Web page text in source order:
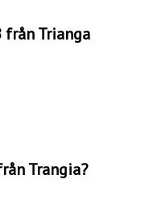
från Trianga
Trangia?